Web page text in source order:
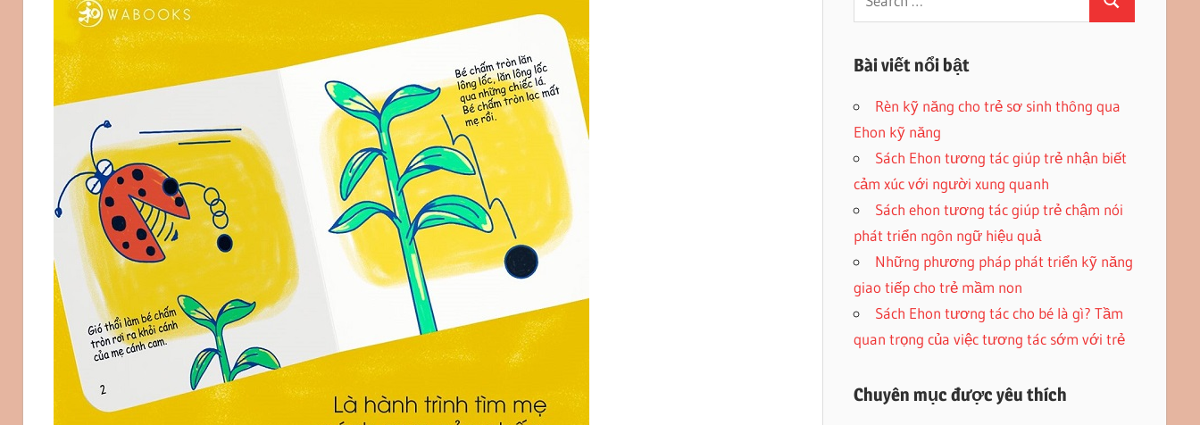
for:
Search
Bài viết nổi bật
Rèn kỹ năng cho trẻ sơ sinh thông qua
Ehon kỹ năng
Sách Ehon tương tác giúp trẻ nhận biết
cảm xúc với người xung quanh
Sách ehon tương tác giúp trẻ chậm nói
phát triển ngôn ngữ hiệu quả
Những phương pháp phát triển kỹ năng
giao tiếp cho trẻ mầm non
Sách Ehon tương tác cho bé là gì? Tầm
quan trọng của việc tương tác sớm với trẻ
Chuyên mục được yêu thích